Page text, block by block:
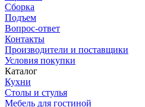
Сборка
Подъем
Вопрос-ответ
Контакты
Производители и поставщики
Условия покупки
Каталог
Кухни
Столы и стулья
Мебель для гостиной